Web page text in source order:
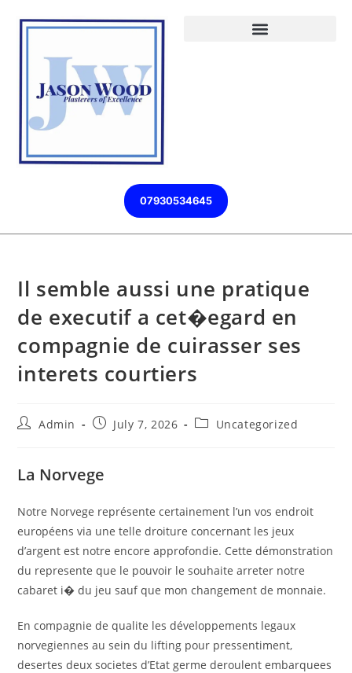
07930534645
Il semble aussi une pratique
de executif a cet�egard en
compagnie de cuirasser ses
interets courtiers
Admin July 7, 2026 Uncategorized
La Norvege
Notre Norvege représente certainement l’un vos endroit
européens via une telle droiture concernant les jeux
d’argent est notre encore approfondie. Cette démonstration
du represente que le pouvoir le souhaite arreter notre
cabaret i� du jeu sauf que mon changement de monnaie.
En compagnie de qualite les développements legaux
norvegiennes au sein du lifting pour pressentiment,
desertes deux societes d’Etat germe deroulent embarquees